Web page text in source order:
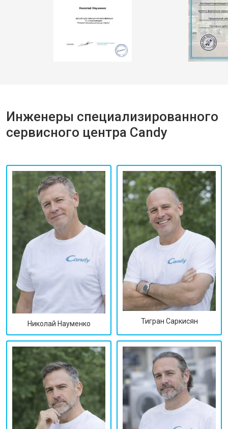
Инженеры специализированного
сервисного центра Candy
Николай Науменко Тигран Саркисян